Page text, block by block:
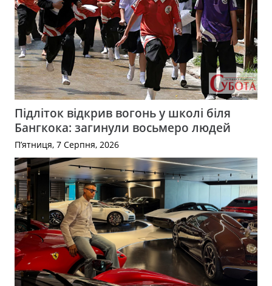
Підліток відкрив вогонь у школі біля
Бангкока: загинули восьмеро людей
П’ятниця, 7 Серпня, 2026